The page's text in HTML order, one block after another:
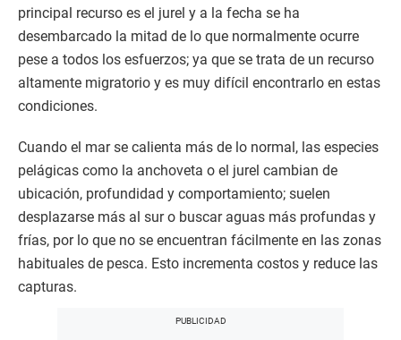
principal recurso es el jurel y a la fecha se ha
desembarcado la mitad de lo que normalmente ocurre
pese a todos los esfuerzos; ya que se trata de un recurso
altamente migratorio y es muy difícil encontrarlo en estas
condiciones.
Cuando el mar se calienta más de lo normal, las especies
pelágicas como la anchoveta o el jurel cambian de
ubicación, profundidad y comportamiento; suelen
desplazarse más al sur o buscar aguas más profundas y
frías, por lo que no se encuentran fácilmente en las zonas
habituales de pesca. Esto incrementa costos y reduce las
capturas.